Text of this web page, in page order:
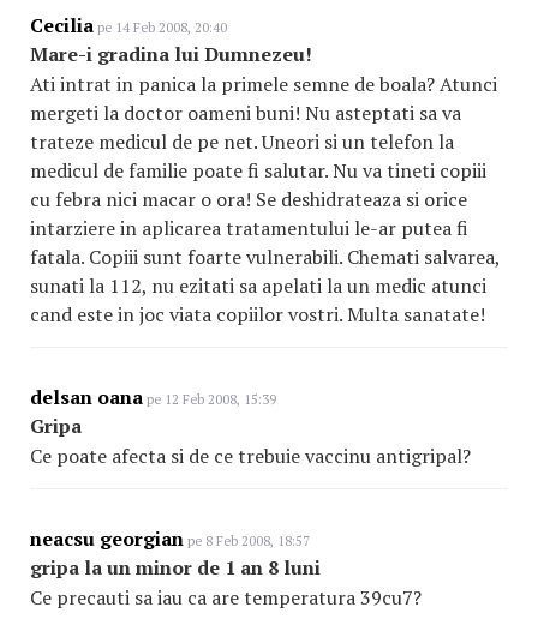
Cecilia pe 14 Feb 2008, 20:40
Mare-i gradina lui Dumnezeu!
Ati intrat in panica la primele semne de boala? Atunci
mergeti la doctor oameni buni! Nu asteptati sa va
trateze medicul de pe net. Uneori si un telefon la
medicul de familie poate fi salutar. Nu va tineti copiii
cu febra nici macar o ora! Se deshidrateaza si orice
intarziere in aplicarea tratamentului le-ar putea fi
fatala. Copiii sunt foarte vulnerabili. Chemati salvarea,
sunati la 112, nu ezitati sa apelati la un medic atunci
cand este in joc viata copiilor vostri. Multa sanatate!
delsan oana pe 12 Feb 2008, 15:39
Gripa
Ce poate afecta si de ce trebuie vaccinu antigripal?
neacsu georgian pe 8 Feb 2008, 18:57
gripa la un minor de 1 an 8 luni
Ce precauti sa iau ca are temperatura 39cu7?